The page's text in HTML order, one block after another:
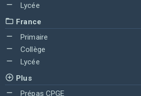
Lycée
France
Primaire
Collège
Lycée
Plus
Prépas CPGE